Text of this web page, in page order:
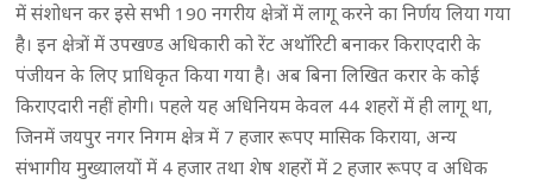
में संशोधन कर इसे सभी 190 नगरीय क्षेत्रों में लागू करने का निर्णय लिया गया
है। इन क्षेत्रों में उपखण्ड अधिकारी को रेंट अथाॅरिटी बनाकर किराएदारी के
पंजीयन के लिए प्राधिकृत किया गया है। अब बिना लिखित करार के कोई
किराएदारी नहीं होगी। पहले यह अधिनियम केवल 44 शहरों में ही लागू था,
जिनमें जयपुर नगर निगम क्षेत्र में 7 हजार रूपए मासिक किराया, अन्य
संभागीय मुख्यालयों में 4 हजार तथा शेष शहरों में 2 हजार रूपए व अधिक